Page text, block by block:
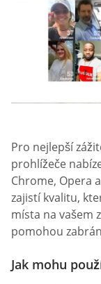
Pro nejlepší
prohlížeče
Chrome, Opera
zajistí kvalitu,
místa na vašem
pomohou
Jak mohu